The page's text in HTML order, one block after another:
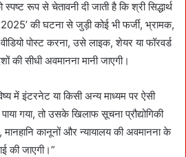
रूप से चेतावनी दी जाती है कि श्री सिद्धार्थ
की घटना से जुड़ी कोई भी फर्जी, भ्रामक,
पोस्ट करना, उसे लाइक, शेयर या फॉरवर्ड
की सीधी अवमानना मानी जाएगी।
में इंटरनेट या किसी अन्य माध्यम पर ऐसी
गया, तो उसके खिलाफ सूचना प्रौद्योगिकी
कानूनों और न्यायालय की अवमानना के
की जाएगी।”